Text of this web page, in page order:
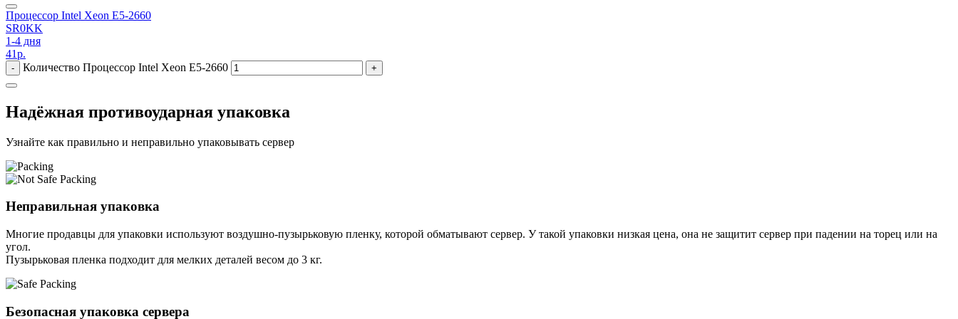
Процессор Intel Xeon E5-2660
SR0KK
1-4 дня
41р.
- Количество Процессор Intel Xeon E5-2660 +
Надёжная противоударная упаковка
Узнайте как правильно и неправильно упаковывать сервер
Неправильная упаковка
Многие продавцы для упаковки используют воздушно-пузырьковую пленку, которой обматывают сервер. У такой упаковки низкая цена, она не защитит сервер при падении на торец или на
угол.
Пузырьковая пленка подходит для мелких деталей весом до 3 кг.
Безопасная упаковка сервера